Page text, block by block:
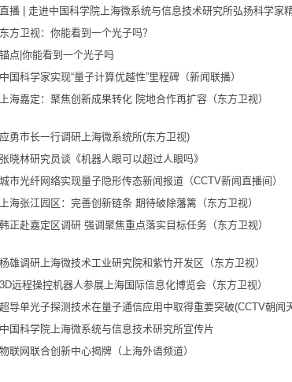
直播 | 走进中国科学院上海微系统与信息技术研究所弘扬科学家
东方卫视：你能看到一个光子吗？
锚点|你能看到一个光子吗
中国科学家实现“量子计算优越性”里程碑（新闻联播）
上海嘉定：聚焦创新成果转化 院地合作再扩容（东方卫视）
应勇市长一行调研上海微系统所(东方卫视)
张晓林研究员谈《机器人眼可以超过人眼吗》
城市光纤网络实现量子隐形传态新闻报道（CCTV新闻直播间）
上海张江园区：完善创新链条 期待破除藩篱（东方卫视）
韩正赴嘉定区调研 强调聚焦重点落实目标任务（东方卫视）
杨雄调研上海微技术工业研究院和紫竹开发区（东方卫视）
3D远程操控机器人参展上海国际信息化博览会（东方卫视）
超导单光子探测技术在量子通信应用中取得重要突破(CCTV朝闻
中国科学院上海微系统与信息技术研究所宣传片
物联网联合创新中心揭牌（上海外语频道）